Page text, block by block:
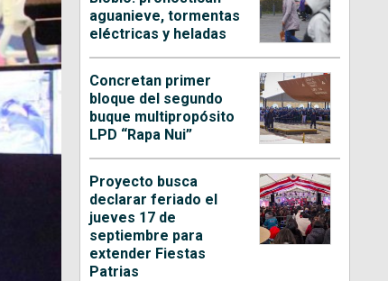
aguanieve, tormentas
eléctricas y heladas
Concretan primer
bloque del segundo
buque multipropósito
LPD “Rapa Nui”
Proyecto busca
declarar feriado el
jueves 17 de
septiembre para
extender Fiestas
Patrias